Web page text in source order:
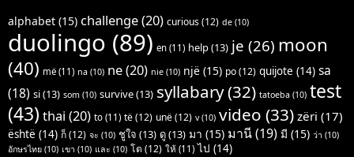
alphabet (15) challenge(20) curious(12) de (10)
duolingo (89) en (11) help(13) je (26) moon
(40) më (11) na (10) ne(20) nie (10) një (15) po(12) quijote (14) sa
(18) si(13) som (10) survive(13) syllabary(32) tatoeba (10) test
(43) thai (20) to (11) të(12) unë(12) v(10) video (33) zëri (17)
është (14) ก็(12) จะ (10) ชูใจ (13) ดู(13) มา (15) มานี(19) มี (15) ว่า (10)
อักษรไทย (10) เขา (10) และ (10) โต (12) ให้ (11) ไป (14)